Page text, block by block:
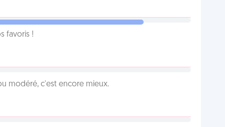
favoris !
modéré, c'est encore mieux.